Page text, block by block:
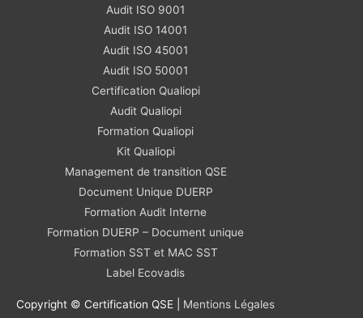
Audit ISO 9001
Audit ISO 14001
Audit ISO 45001
Audit ISO 50001
Certification Qualiopi
Audit Qualiopi
Formation Qualiopi
Kit Qualiopi
Management de transition QSE
Document Unique DUERP
Formation Audit Interne
Formation DUERP – Document unique
Formation SST et MAC SST
Label Ecovadis
Copyright © Certification QSE | Mentions Légales